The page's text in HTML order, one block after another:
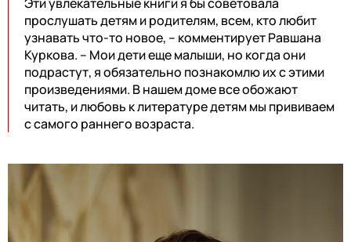
прослушать детям и родителям, всем, кто любит
узнавать что-то новое, – комментирует Равшана
Куркова. – Мои дети еще малыши, но когда они
подрастут, я обязательно познакомлю их с этими
произведениями. В нашем доме все обожают
читать, и любовь к литературе детям мы прививаем
с самого раннего возраста.